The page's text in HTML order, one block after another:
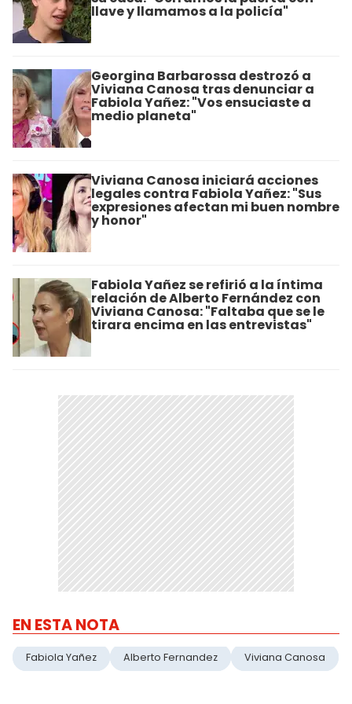
llave y llamamos a la policía"
Georgina Barbarossa destrozó a
Viviana Canosa tras denunciar a
Fabiola Yañez: "Vos ensuciaste a
medio planeta"
Viviana Canosa iniciará acciones
legales contra Fabiola Yañez: "Sus
expresiones afectan mi buen nombre
y honor"
Fabiola Yañez se refirió a la íntima
relación de Alberto Fernández con
Viviana Canosa: "Faltaba que se le
tirara encima en las entrevistas"
EN ESTA NOTA
Fabiola Yañez Alberto Fernandez Viviana Canosa